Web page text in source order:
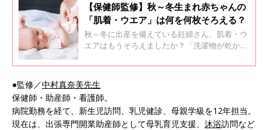
【保健師監修】秋～冬生まれ赤ちゃんの
「肌着・ウエア」は何を何枚そろえる？
秋～冬に出産を備えている妊婦さん、肌着・ウ
エアはもうそろえましたか？「洗濯物が乾かな
か素材のほうがいい？」など、秋冬だからこそ
悩むことも多いですよね。肌着・ウエアのそろ
え方と着せ方のコツを紹介します。
●監修／中村真奈美先生
保健師・助産師・看護師。
病院勤務を経て、新生児訪問、乳児健診、母親学級を12年担当。
現在は、出張専門開業助産師として母乳育児支援、 沐浴訪問など